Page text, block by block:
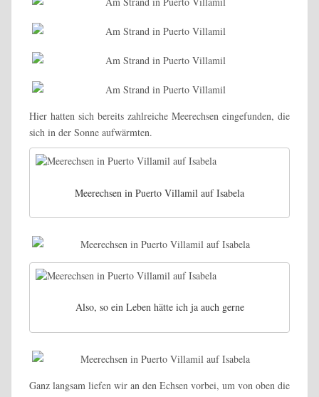
Hier hatten sich bereits zahlreiche Meerechsen eingefunden, die
sich in der Sonne aufwärmten.
Meerechsen in Puerto Villamil auf Isabela
Also, so ein Leben hätte ich ja auch gerne
Ganz langsam liefen wir an den Echsen vorbei, um von oben die